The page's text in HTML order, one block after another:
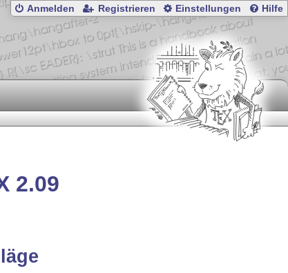
Anmelden Registrieren Einstellungen Hilfe
2.09